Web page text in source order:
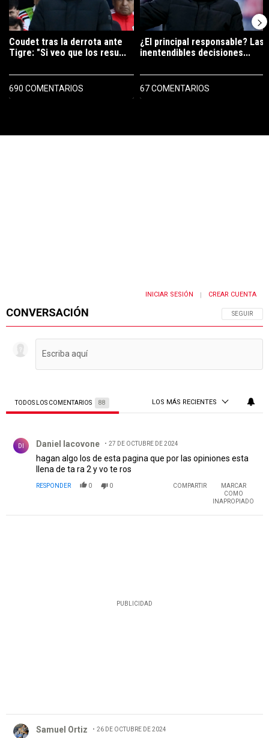
Coudet tras la derrota ante
Tigre: "Si veo que los resu...
690 COMENTARIOS
¿El principal responsable? Las
inentendibles decisiones...
67 COMENTARIOS
CONVERSACIÓN SIGA ESTA
SEGUIR
INICIAR SESIÓN CREAR CUENTA
TODOS LOS COMENTARIOS 88 LOS MÁS RECIENTES
DI Daniel Iacovone 27 DE OCTUBRE DE 2024
hagan algo los de esta pagina que por las opiniones esta
llena de ta ra 2 y vo te ros
RESPONDER 0 0 COMPARTIR
MARCAR
COMO
INAPROPIADO
PUBLICIDAD
Samuel Ortiz 26 DE OCTUBRE DE 2024